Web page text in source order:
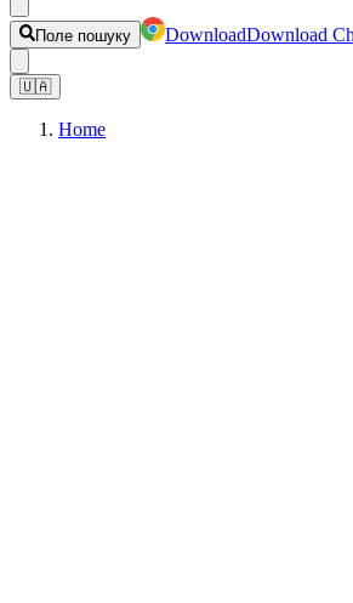
Поле пошуку DownloadDownload
🇺🇦
Home